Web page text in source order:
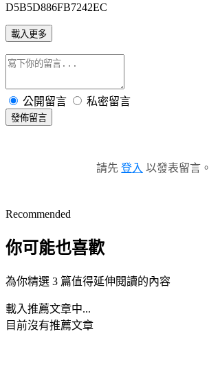
D5B5D886FB7242EC
載入更多
公開留言 私密留言
發佈留言
請先 登入 以發表留言。
Recommended
你可能也喜歡
為你精選 3 篇值得延伸閱讀的內容
載入推薦文章中...
目前沒有推薦文章